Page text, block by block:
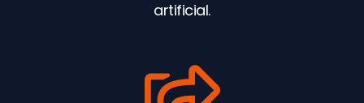
artificial.